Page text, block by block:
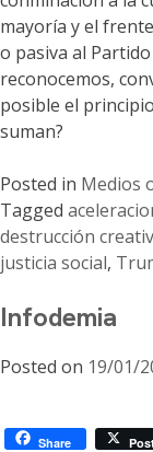
mayoría y el
o pasiva al
reconocemos,
posible el
suman?
Posted in Medios
Tagged
destrucción
justicia social,
Infodemia
Posted on 19/01/
Share